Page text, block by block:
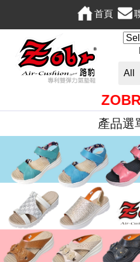
首頁
ZOBR官
產品選
e
v
o
u
s